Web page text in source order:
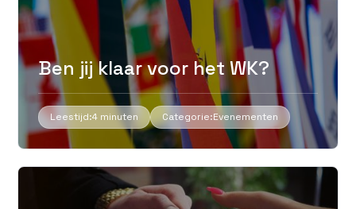
Ben jij klaar voor het WK?
Leestijd:4 minuten Categorie:Evenementen